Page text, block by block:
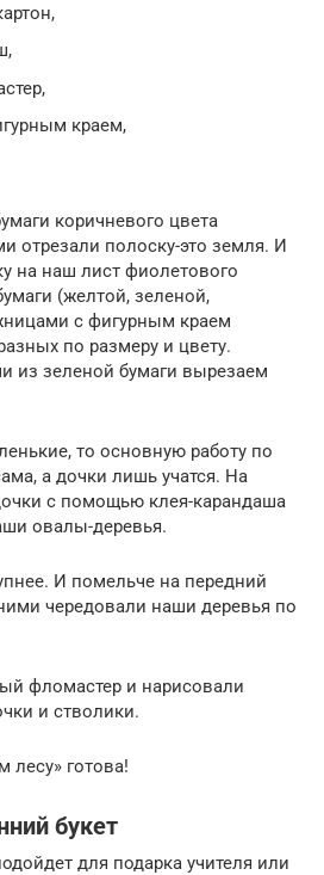
краем,
коричневого цвета
отрезали полоску-это земля. И
на наш лист фиолетового
(желтой, зеленой,
с фигурным краем
по размеру и цвету.
зеленой бумаги вырезаем
то основную работу по
а дочки лишь учатся. На
с помощью клея-карандаша
овалы-деревья.
И помельче на передний
чередовали наши деревья по
фломастер и нарисовали
и стволики.
лесу» готова!
букет
для подарка учителя или